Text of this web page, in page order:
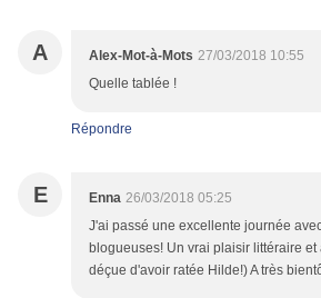
A Alex-Mot-à-Mots 27/03/2018 10:55
Quelle tablée !
Répondre
E Enna 26/03/2018 05:25
J'ai passé une excellente journée
blogueuses! Un vrai plaisir littéraire et
déçue d'avoir ratée Hilde!) A très